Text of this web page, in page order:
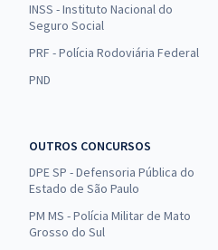
INSS - Instituto Nacional do
Seguro Social
PRF - Polícia Rodoviária Federal
PND
OUTROS CONCURSOS
DPE SP - Defensoria Pública do
Estado de São Paulo
PM MS - Polícia Militar de Mato
Grosso do Sul